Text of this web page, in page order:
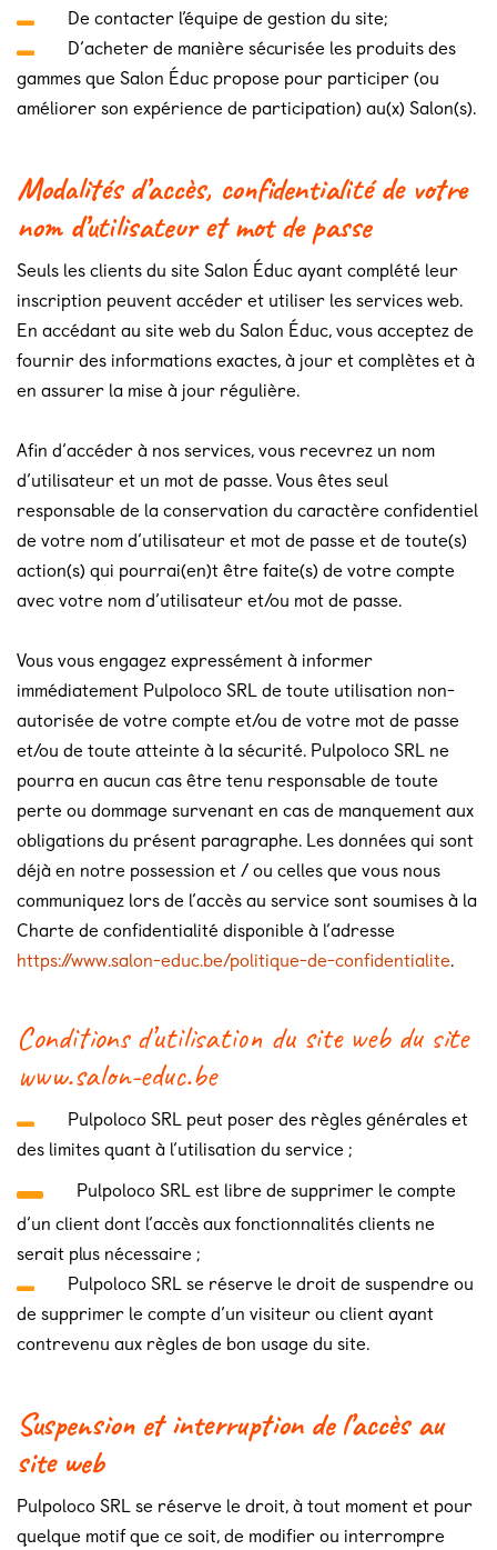
De contacter l’équipe de gestion du site;
D’acheter de manière sécurisée les produits des
gammes que Salon Éduc propose pour participer (ou
améliorer son expérience de participation) au(x) Salon(s).
Modalités d’accès, confidentialité de votre
nom d’utilisateur et mot de passe
Seuls les clients du site Salon Éduc ayant complété leur
inscription peuvent accéder et utiliser les services web.
En accédant au site web du Salon Éduc, vous acceptez de
fournir des informations exactes, à jour et complètes et à
en assurer la mise à jour régulière.
Afin d’accéder à nos services, vous recevrez un nom
d’utilisateur et un mot de passe. Vous êtes seul
responsable de la conservation du caractère confidentiel
de votre nom d’utilisateur et mot de passe et de toute(s)
action(s) qui pourrai(en)t être faite(s) de votre compte
avec votre nom d’utilisateur et/ou mot de passe.
Vous vous engagez expressément à informer
immédiatement Pulpoloco SRL de toute utilisation non-
autorisée de votre compte et/ou de votre mot de passe
et/ou de toute atteinte à la sécurité. Pulpoloco SRL ne
pourra en aucun cas être tenu responsable de toute
perte ou dommage survenant en cas de manquement aux
obligations du présent paragraphe. Les données qui sont
déjà en notre possession et / ou celles que vous nous
communiquez lors de l’accès au service sont soumises à la
Charte de confidentialité disponible à l’adresse
https://www.salon-educ.be/politique-de-confidentialite.
Conditions d’utilisation du site web du site
www.salon-educ.be
Pulpoloco SRL peut poser des règles générales et
des limites quant à l’utilisation du service ;
Pulpoloco SRL est libre de supprimer le compte
d’un client dont l’accès aux fonctionnalités clients ne
serait plus nécessaire ;​
Pulpoloco SRL se réserve le droit de suspendre ou
de supprimer le compte d’un visiteur ou client ayant
contrevenu aux règles de bon usage du site.
Suspension et interruption de l’accès au
site web
Pulpoloco SRL se réserve le droit, à tout moment et pour
quelque motif que ce soit, de modifier ou interrompre